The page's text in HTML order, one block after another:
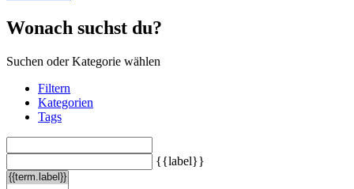
Wonach suchst du?
Suchen oder Kategorie wählen
Filtern
Kategorien
Tags
{{label}}